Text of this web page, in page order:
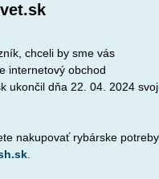
chceli by sme vás
internetový obchod
ukončil dňa 22. 04. 2024
nakupovať rybárske
.